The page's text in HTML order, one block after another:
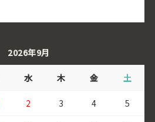
2026年9月
水 木 金 土
2 3 4 5